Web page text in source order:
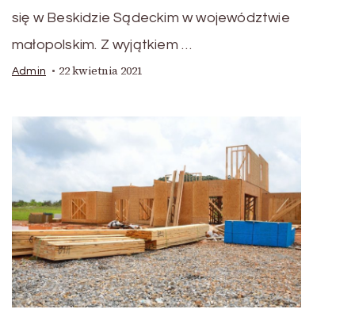
się w Beskidzie Sądeckim w województwie
małopolskim. Z wyjątkiem …
Admin 22 kwietnia 2021